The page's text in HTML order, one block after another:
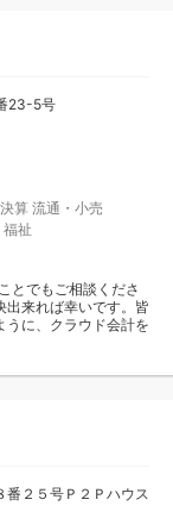
23-5号
算 流通・小売
福祉
とでもご相談くださ
出来れば幸いです。皆
うに、クラウド会計を
番２５号Ｐ２Ｐハウス